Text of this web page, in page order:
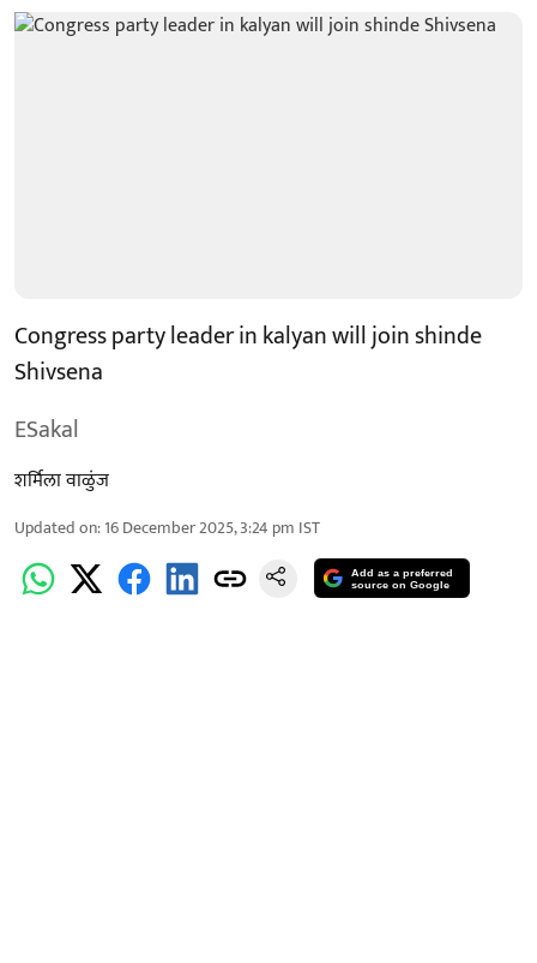
Congress party leader in kalyan will join shinde
Shivsena
ESakal
शर्मिला वाळुंज
Updated on:16 December 2025, 3:24 pm IST
Add as a preferred
source on Google